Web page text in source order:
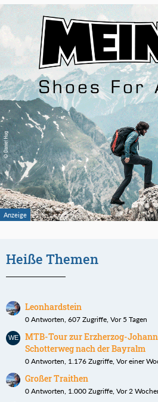
Heiße Themen
Leonhardstein
0 Antworten, 607 Zugriffe, Vor 5 Tagen
MTB-Tour zur Erzherzog-
Schotterweg nach der Bayralm
0 Antworten, 1.176 Zugriffe, Vor einer
Großer Traithen
0 Antworten, 1.000 Zugriffe, Vor 2